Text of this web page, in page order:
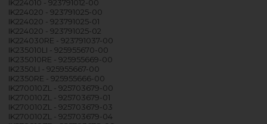
IK224010 - 923791012-00
IK224020 - 923791025-00
IK224020 - 923791025-01
IK224020 - 923791025-02
IK224030RE - 923791037-00
IK235010LI - 925955670-00
IK235010RE - 925955669-00
IK2350LI - 925955667-00
IK2350RE - 925955666-00
IK270010ZL - 925703679-00
IK270010ZL - 925703679-01
IK270010ZL - 925703679-03
IK270010ZL - 925703679-04